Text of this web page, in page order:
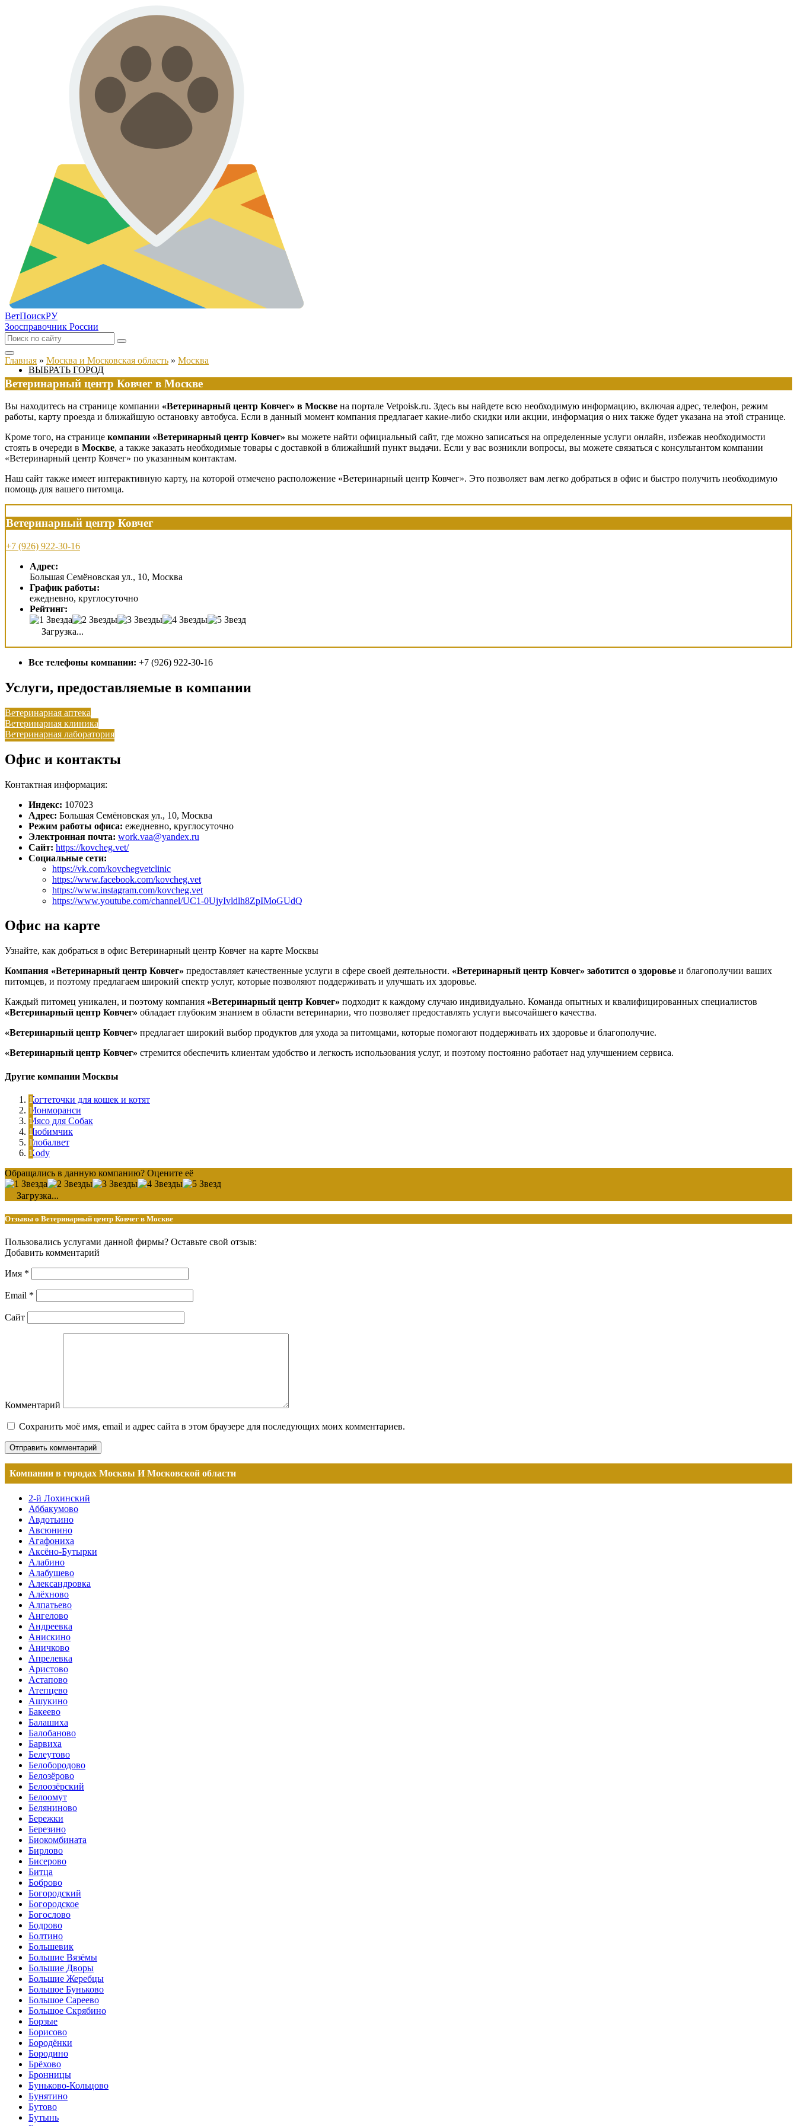
ВетПоискРУ
Зоосправочник России
ВЫБРАТЬ ГОРОД
Главная » Москва и Московская область » Москва
Ветеринарный центр Ковчег в Москве
Вы находитесь на странице компании «Ветеринарный центр Ковчег» в Москве на портале Vetpoisk.ru. Здесь вы найдете всю необходимую информацию, включая адрес, телефон, режим
работы, карту проезда и ближайшую остановку автобуса. Если в данный момент компания предлагает какие-либо скидки или акции, информация о них также будет указана на этой странице.
Кроме того, на странице компании «Ветеринарный центр Ковчег» вы можете найти официальный сайт, где можно записаться на определенные услуги онлайн, избежав необходимости
стоять в очереди в Москве, а также заказать необходимые товары с доставкой в ближайший пункт выдачи. Если у вас возникли вопросы, вы можете связаться с консультантом компании
«Ветеринарный центр Ковчег» по указанным контактам.
Наш сайт также имеет интерактивную карту, на которой отмечено расположение «Ветеринарный центр Ковчег». Это позволяет вам легко добраться в офис и быстро получить необходимую
помощь для вашего питомца.
Ветеринарный центр Ковчег
+7 (926) 922-30-16
Адрес:
Большая Семёновская ул., 10, Москва
График работы:
ежедневно, круглосуточно
Рейтинг:
Загрузка...
Все телефоны компании: +7 (926) 922-30-16
Услуги, предоставляемые в компании
Ветеринарная аптека
Ветеринарная клиника
Ветеринарная лаборатория
Офис и контакты
Контактная информация:
Индекс: 107023
Адрес: Большая Семёновская ул., 10, Москва
Режим работы офиса: ежедневно, круглосуточно
Электронная почта: work.vaa@yandex.ru
Сайт: https://kovcheg.vet/
Социальные сети:
https://vk.com/kovchegvetclinic
https://www.facebook.com/kovcheg.vet
https://www.instagram.com/kovcheg.vet
https://www.youtube.com/channel/UC1-0UjyIvldlh8ZpIMoGUdQ
Офис на карте
Узнайте, как добраться в офис Ветеринарный центр Ковчег на карте Москвы
Компания «Ветеринарный центр Ковчег» предоставляет качественные услуги в сфере своей деятельности. «Ветеринарный центр Ковчег» заботится о здоровье и благополучии ваших
питомцев, и поэтому предлагаем широкий спектр услуг, которые позволяют поддерживать и улучшать их здоровье.
Каждый питомец уникален, и поэтому компания «Ветеринарный центр Ковчег» подходит к каждому случаю индивидуально. Команда опытных и квалифицированных специалистов
«Ветеринарный центр Ковчег» обладает глубоким знанием в области ветеринарии, что позволяет предоставлять услуги высочайшего качества.
«Ветеринарный центр Ковчег» предлагает широкий выбор продуктов для ухода за питомцами, которые помогают поддерживать их здоровье и благополучие.
«Ветеринарный центр Ковчег» стремится обеспечить клиентам удобство и легкость использования услуг, и поэтому постоянно работает над улучшением сервиса.
Другие компании Москвы
Когтеточки для кошек и котят
Монморанси
Мясо для Собак
Любимчик
Глобалвет
Xody
Обращались в данную компанию? Оцените её
Загрузка...
Отзывы о Ветеринарный центр Ковчег в Москве
Пользовались услугами данной фирмы? Оставьте свой отзыв:
Добавить комментарий
Имя *
Email *
Сайт
Комментарий
Сохранить моё имя, email и адрес сайта в этом браузере для последующих моих комментариев.
Компании в городах Москвы И Московской области
2-й Лохинский
Аббакумово
Авдотьино
Авсюнино
Агафониха
Аксёно-Бутырки
Алабино
Алабушево
Александровка
Алёхново
Алпатьево
Ангелово
Андреевка
Анискино
Аничково
Апрелевка
Аристово
Астапово
Атепцево
Ашукино
Бакеево
Балашиха
Балобаново
Барвиха
Белеутово
Белобородово
Белозёрово
Белоозёрский
Белоомут
Беляниново
Бережки
Березино
Биокомбината
Бирлово
Бисерово
Битца
Боброво
Богородский
Богородское
Богослово
Бодрово
Болтино
Большевик
Большие Вязёмы
Большие Дворы
Большие Жеребцы
Большое Буньково
Большое Сареево
Большое Скрябино
Борзые
Борисово
Бородёнки
Бородино
Брёхово
Бронницы
Буньково-Кольцово
Бунятино
Бутово
Бутынь